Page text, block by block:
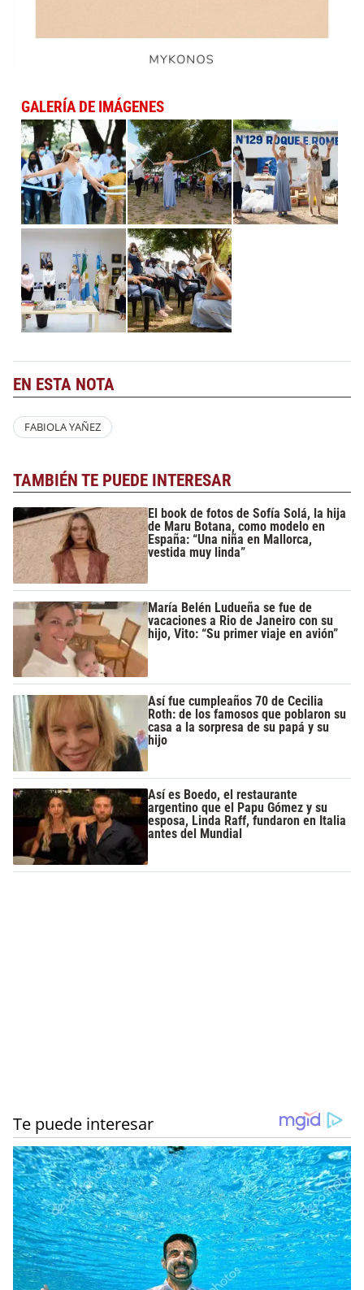
GALERÍA DE IMÁGENES
EN ESTA NOTA
FABIOLA YAÑEZ
TAMBIÉN TE PUEDE INTERESAR
El book de fotos de Sofía Solá, la hija
de Maru Botana, como modelo en
España: “Una niña en Mallorca,
vestida muy linda”
María Belén Ludueña se fue de
vacaciones a Rio de Janeiro con su
hijo, Vito: “Su primer viaje en avión”
Así fue cumpleaños 70 de Cecilia
Roth: de los famosos que poblaron su
casa a la sorpresa de su papá y su
hijo
Así es Boedo, el restaurante
argentino que el Papu Gómez y su
esposa, Linda Raff, fundaron en Italia
antes del Mundial